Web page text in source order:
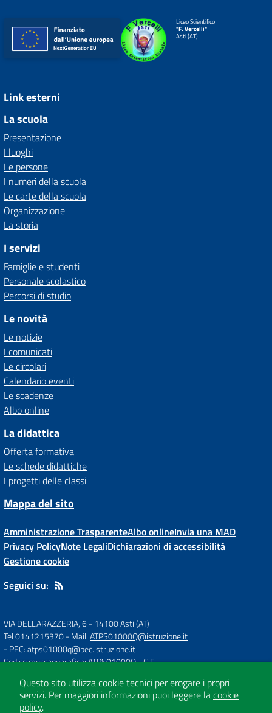
Liceo Scientifico
"F. Vercelli"
Asti (AT)
Link esterni
La scuola
Presentazione
I luoghi
Le persone
I numeri della scuola
Le carte della scuola
Organizzazione
La storia
I servizi
Famiglie e studenti
Personale scolastico
Percorsi di studio
Le novità
Le notizie
I comunicati
Le circolari
Calendario eventi
Le scadenze
Albo online
La didattica
Offerta formativa
Le schede didattiche
I progetti delle classi
Mappa del sito
Amministrazione TrasparenteAlbo onlineInvia una MAD
Privacy PolicyNote LegaliDichiarazioni di accessibilità
Gestione cookie
Seguici su:
VIA DELL'ARAZZERIA, 6-14100 Asti (AT)
Tel 0141215370- Mail:ATPS01000Q@istruzione.it
- PEC:atps01000q@pec.istruzione.it
Codice meccanografico: ATPS01000Q- C.F.
Concept & Design by
Designers Italia
Questo sito utilizza cookie tecnici per erogare i propri
servizi. Per maggiori informazioni puoi leggere lacookie
policy.